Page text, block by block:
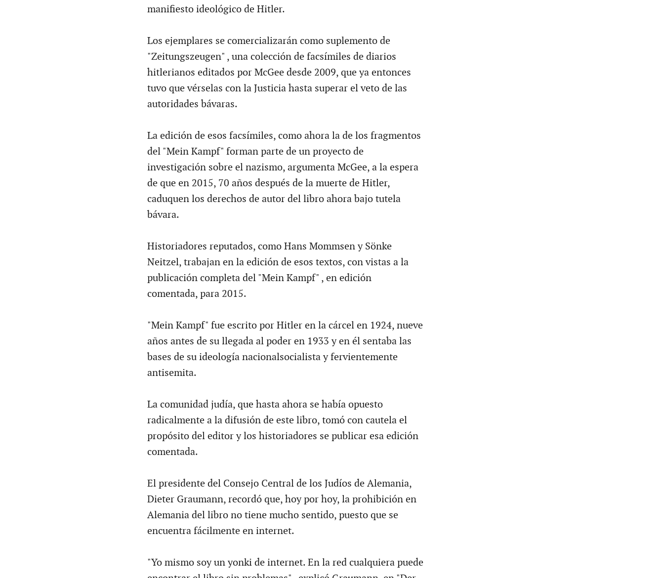
manifiesto ideológico de Hitler.
Los ejemplares se comercializarán como suplemento de
"Zeitungszeugen" , una colección de facsímiles de diarios
hitlerianos editados por McGee desde 2009, que ya entonces
tuvo que vérselas con la Justicia hasta superar el veto de las
autoridades bávaras.
La edición de esos facsímiles, como ahora la de los fragmentos
del "Mein Kampf" forman parte de un proyecto de
investigación sobre el nazismo, argumenta McGee, a la espera
de que en 2015, 70 años después de la muerte de Hitler,
caduquen los derechos de autor del libro ahora bajo tutela
bávara.
Historiadores reputados, como Hans Mommsen y Sönke
Neitzel, trabajan en la edición de esos textos, con vistas a la
publicación completa del "Mein Kampf" , en edición
comentada, para 2015.
"Mein Kampf" fue escrito por Hitler en la cárcel en 1924, nueve
años antes de su llegada al poder en 1933 y en él sentaba las
bases de su ideología nacionalsocialista y fervientemente
antisemita.
La comunidad judía, que hasta ahora se había opuesto
radicalmente a la difusión de este libro, tomó con cautela el
propósito del editor y los historiadores se publicar esa edición
comentada.
El presidente del Consejo Central de los Judíos de Alemania,
Dieter Graumann, recordó que, hoy por hoy, la prohibición en
Alemania del libro no tiene mucho sentido, puesto que se
encuentra fácilmente en internet.
"Yo mismo soy un yonki de internet. En la red cualquiera puede